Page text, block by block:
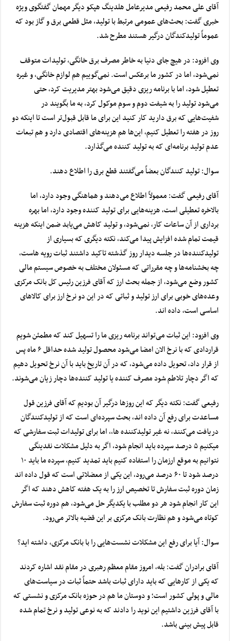
آقای علی محمد رفیعی مدیرعامل هلدینگ هپکو دیگر مهمان گفتگوی ویژه
خبری گفت: بحث‌های عمومی مرتبط با تولید، مثل قطعی برق و گاز بود که
عموماً تولیدکندگان درگیر هستند مطرح شد.
وی افزود: در هیچ جای دنیا به خاطر مصرف برق خانگی، تولیدات متوقف
نمی‌شود، اما در کشور ما برعکس است. نمی‌گوییم هم لوازم خانگی، و غیره
تعطیل شود، اما با برنامه ریزی دقیق می‌شود بهتر مدیریت کرد، حتی
می‌شود تولید را به شیفت دوم و سوم موکول کرد، به ما بگویند در
شفیت‌هایی که برق دارید کار کنید این برای ما قابل قبول‌تر است تا اینکه دو
روز در هفته را تعطیل کنیم، این‌ها هم هزینه‌های اقتصادی دارد و هم تبعات
عدم تولید برنامه‌ای که به تولید کننده می‌گذارد.
سوال: تولید کنندگان بعضاً می‌گفتند قطع برق را اطلاع دهند.
آقای رفیعی گفت: معمولاً اطلاع می‌دهند و هماهنگی وجود دارد، اما
بالاخره تعطیلی است، هزینه‌هایی برای تولید کننده وجود دارد، اما بهره
برداری از آن ساعات کار، نمی‌شود، و تولید کاهش می‌یابد ضمن اینکه هزینه
قیمت تمام شده افزایش پیدا می‌کند، نکته دیگری که بسیاری از
تولیدکننده‌ها در جلسه دیدار روز گذشته تاکید داشتند ثبات رویه هاست،
چه بخشنامه‌ها و چه مقرراتی که مسئولان مختلف به خصوص سیستم مالی
کشور وضع می‌شود، از جمله بحث ارز که آقای فرزین رئیس کل بانک مرکزی
وعده‌های خوبی برای ارز تولید و ثباتی که در این دونرخ ارزبرای کالا‌های
اساسی است، داده اند.
وی افزود: این ثبات می‌تواند برنامه ریزی ما را تسهیل کند که مطمئن شویم
قراردادی که با نرخ الان امضا می‌شود محصول تولید شده حداقل ۶ ماه پس
از قرار داد، تحویل داده می‌شود، که در آن تاریخ باید با آن نرخ تحویل دهیم
که اگر دچار تلاطم شود مصرف کننده یا تولید کننده‌ها دچار زیان می‌شوند.
رفیعی گفت: نکته دیگر که این روز‌ها درگیر آن بودیم که آقای فرزین قول
مساعدت برای رفع آن داده اند، بحث سپرده‌ای است که از تولیدکنندگان
دریافت می‌کنند، نه غیر تولیدکننده ها,، اما برای تولیدات ثبت سفارشی که
میکنیم ۵ درصد سپرده باید انجام شود، اگر به دلیل مشکلات نقدینگی
نتوانیم به موقع ارزمان را استفاده کنیم باید تمدید کنیم، سپرده ما باید ۱۰
درصد شود تا ۶۰ درصد می‌رود، این یکی از معضلاتی است که قول داده اند
زمان دوره ثبت سفارش تا تخصیص ارز را به یک هفته کاهش دهند که اگر
این کار انجام شود هر دو مطلب با یکدیگر حل می‌شود، هم دوره ثبت سفارش
کوتاه می‌شود و هم نظارت بانک مرکزی بر این قضیه بالاتر می‌رود.
سوال: آیا برای رفع این مشکلات نشست‌هایی را با بانک مرکزی، داشته اید؟
آقای برادران گفت: بله، امروز مقام معظم رهبری در مقام نقد اشاره کردند
که یکی از کار‌هایی که باید دارای ثبات باشد حتماً ثبات در سیاست‌های
مالی و پولی کشور است؛ و دوستان ما هم در حوزه بانک مرکزی و نشستی که
با آقای فرزین داشتیم این نوید را دادند که به نوعی تولید و نرخ تمام شده
قابل پیش بینی باشد.